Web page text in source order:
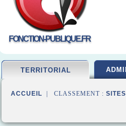
FONCTION-PUBLIQUE.FR
TERRITORIAL
ACCUEIL | CLASSEMENT : SITES